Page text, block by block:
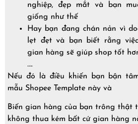
nghiệp, đẹp mắt và bạn
giống như thế
Hay bạn đang chán nản vì
lẹt đẹt và bạn biết rằng
gian hàng sẽ giúp shop tốt
….
Nếu đó là điều khiến bạn bận
mẫu Shopee Template này và
Biến gian hàng của bạn trông thật
không thua kém bất cứ gian hàng